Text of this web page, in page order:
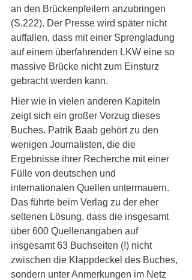
an den Brückenpfeilern anzubringen
(S.222). Der Presse wird später nicht
auffallen, dass mit einer Sprengladung
auf einem überfahrenden LKW eine so
massive Brücke nicht zum Einsturz
gebracht werden kann.
Hier wie in vielen anderen Kapiteln
zeigt sich ein großer Vorzug dieses
Buches. Patrik Baab gehört zu den
wenigen Journalisten, die die
Ergebnisse ihrer Recherche mit einer
Fülle von deutschen und
internationalen Quellen untermauern.
Das führte beim Verlag zu der eher
seltenen Lösung, dass die insgesamt
über 600 Quellenangaben auf
insgesamt 63 Buchseiten (!) nicht
zwischen die Klappdeckel des Buches,
sondern unter Anmerkungen im Netz